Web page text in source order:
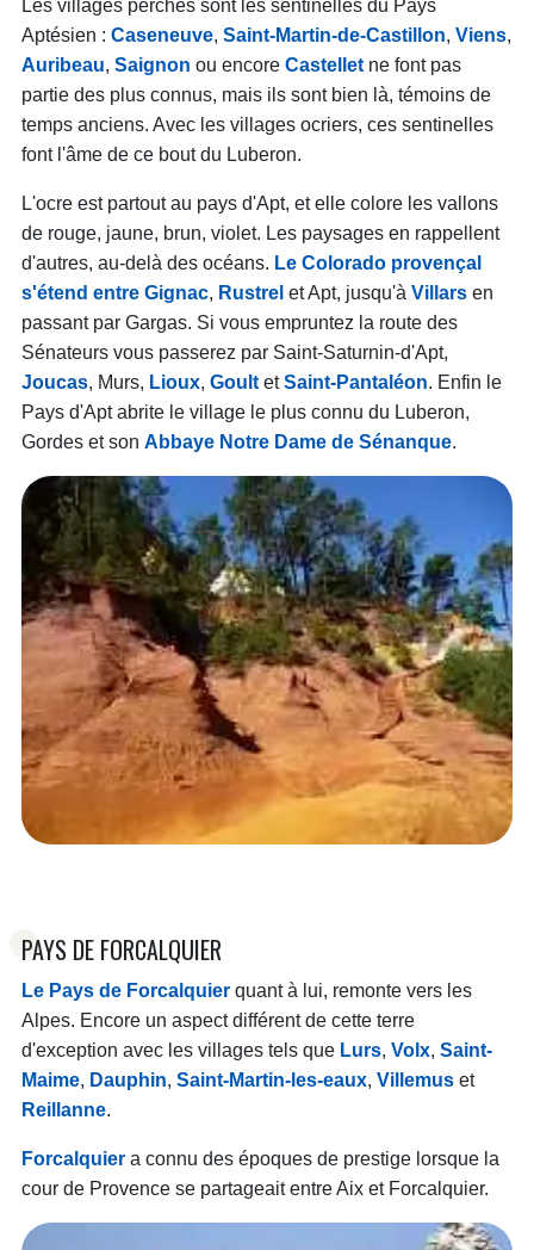
Les villages perchés sont les sentinelles du Pays
Aptésien : Caseneuve, Saint-Martin-de-Castillon, Viens,
Auribeau, Saignon ou encore Castelletne font pas
partie des plus connus, mais ils sont bien là, témoins de
temps anciens. Avec les villages ocriers, ces sentinelles
font l'âme de ce bout du Luberon.
L'ocre est partout au pays d'Apt, et elle colore les vallons
de rouge, jaune, brun, violet. Les paysages en rappellent
d'autres, au-delà des océans. Le Colorado provençal
s'étend entre Gignac, Rustrel et Apt, jusqu'à Villarsen
passant par Gargas. Si vous empruntez la route des
Sénateurs vous passerez par Saint-Saturnin-d'Apt,
Joucas, Murs, Lioux, GoultetSaint-Pantaléon. Enfin le
Pays d'Apt abrite le village le plus connu du Luberon,
Gordes et son Abbaye Notre Dame de Sénanque.
PAYS DE FORCALQUIER
Le Pays de Forcalquierquant à lui, remonte vers les
Alpes. Encore un aspect différent de cette terre
d'exception avec les villages tels que Lurs, Volx, Saint-
Maime, Dauphin, Saint-Martin-les-eaux, Villemus et
Reillanne.
Forcalquiera connu des époques de prestige lorsque la
cour de Provence se partageait entre Aix et Forcalquier.